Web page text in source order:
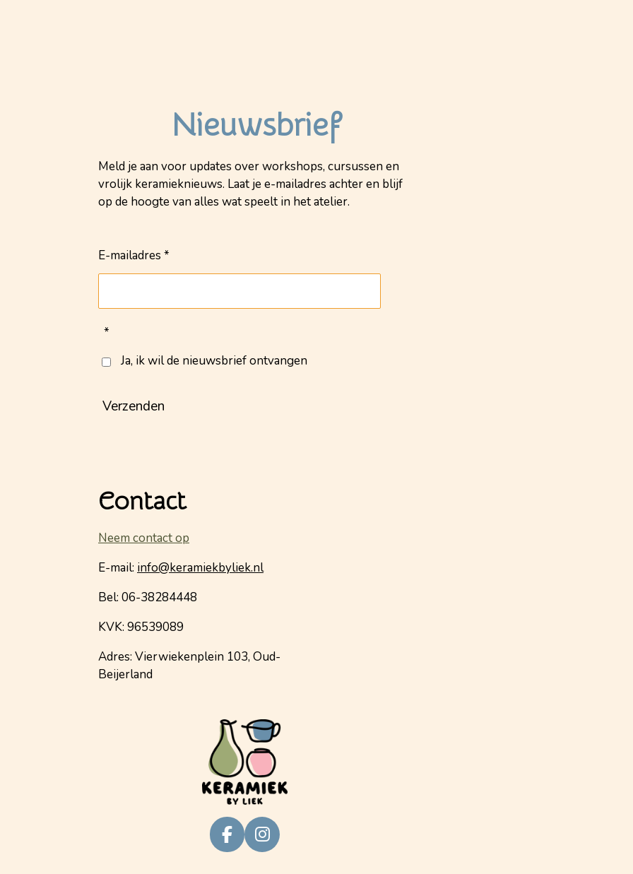
Nieuwsbrief
Meld je aan voor updates over workshops, cursussen en
vrolijk keramieknieuws. Laat je e-mailadres achter en blijf
op de hoogte van alles wat speelt in het atelier.
E-mailadres *
*
Ja, ik wil de nieuwsbrief ontvangen
Verzenden
Contact
Neem contact op
E-mail: info@keramiekbyliek.nl
Bel: 06-38284448
KVK: 96539089
Adres: Vierwiekenplein 103, Oud-
Beijerland
F
a
I
n